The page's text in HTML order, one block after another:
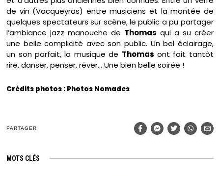
de vin (Vacqueyras) entre musiciens et la montée de
quelques spectateurs sur scène, le public a pu partager
l’ambiance jazz manouche de Thomas qui a su créer
une belle complicité avec son public. Un bel éclairage,
un son parfait, la musique de Thomas ont fait tantôt
rire, danser, penser, rêver… Une bien belle soirée !
Crédits photos : Photos Nomades
PARTAGER
MOTS CLÉS